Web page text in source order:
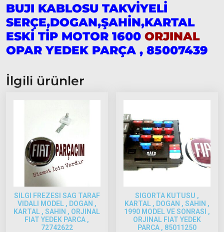
Tipo &
Uno
Tipo
Uno
Tempra
1997-
2002
Palio
2002-
2005
Palio
2005
Model
BUJI KABLOSU TAKVİYELİ
SERÇE,DOGAN,ŞAHİN,KARTAL
ESKİ TİP MOTOR 1600 ORJINAL
OPAR YEDEK PARÇA , 85007439
İlgili ürünler
SILGI FREZESI SAG TARAF
VIDALI MODEL , DOGAN ,
KARTAL , SAHIN , ORJINAL
FIAT YEDEK PARCA ,
72742622
SIGORTA KUTUSU ,
KARTAL , DOGAN , SAHIN ,
1990 MODEL VE SONRASI ,
ORJINAL FIAT YEDEK
PARCA , 85011250